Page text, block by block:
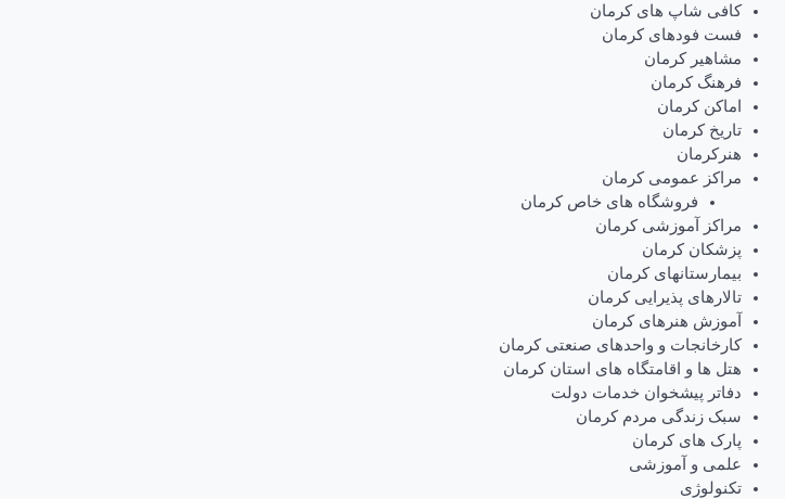
کافی شاپ های کرمان
فست فودهای کرمان
مشاهیر کرمان
فرهنگ کرمان
اماکن کرمان
تاریخ کرمان
هنرکرمان
مراکز عمومی کرمان
فروشگاه های خاص کرمان
مراکز آموزشی کرمان
پزشکان کرمان
بیمارستانهای کرمان
تالارهای پذیرایی کرمان
آموزش هنرهای کرمان
کارخانجات و واحدهای صنعتی کرمان
هتل ها و اقامتگاه های استان کرمان
دفاتر پیشخوان خدمات دولت
سبک زندگی مردم کرمان
پارک های کرمان
علمی و آموزشی
تکنولوژی